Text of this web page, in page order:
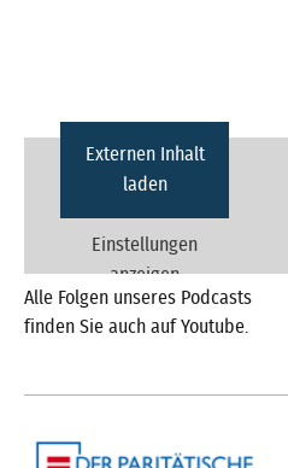
Externen Inhalt
laden
Einstellungen
anzeigen
Alle Folgen unseres Podcasts
finden Sie auch auf Youtube.